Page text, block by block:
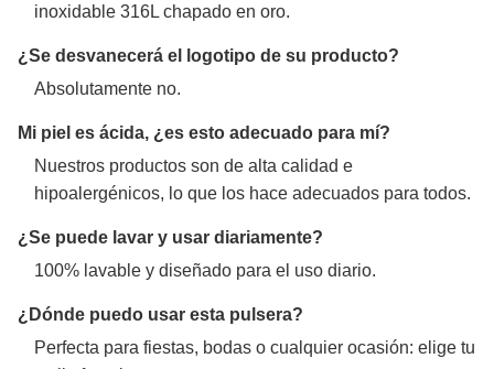
inoxidable 316L chapado en oro.
¿Se desvanecerá el logotipo de su producto?
Absolutamente no.
Mi piel es ácida, ¿es esto adecuado para mí?
Nuestros productos son de alta calidad e
hipoalergénicos, lo que los hace adecuados para todos.
¿Se puede lavar y usar diariamente?
100% lavable y diseñado para el uso diario.
¿Dónde puedo usar esta pulsera?
Perfecta para fiestas, bodas o cualquier ocasión: elige tu